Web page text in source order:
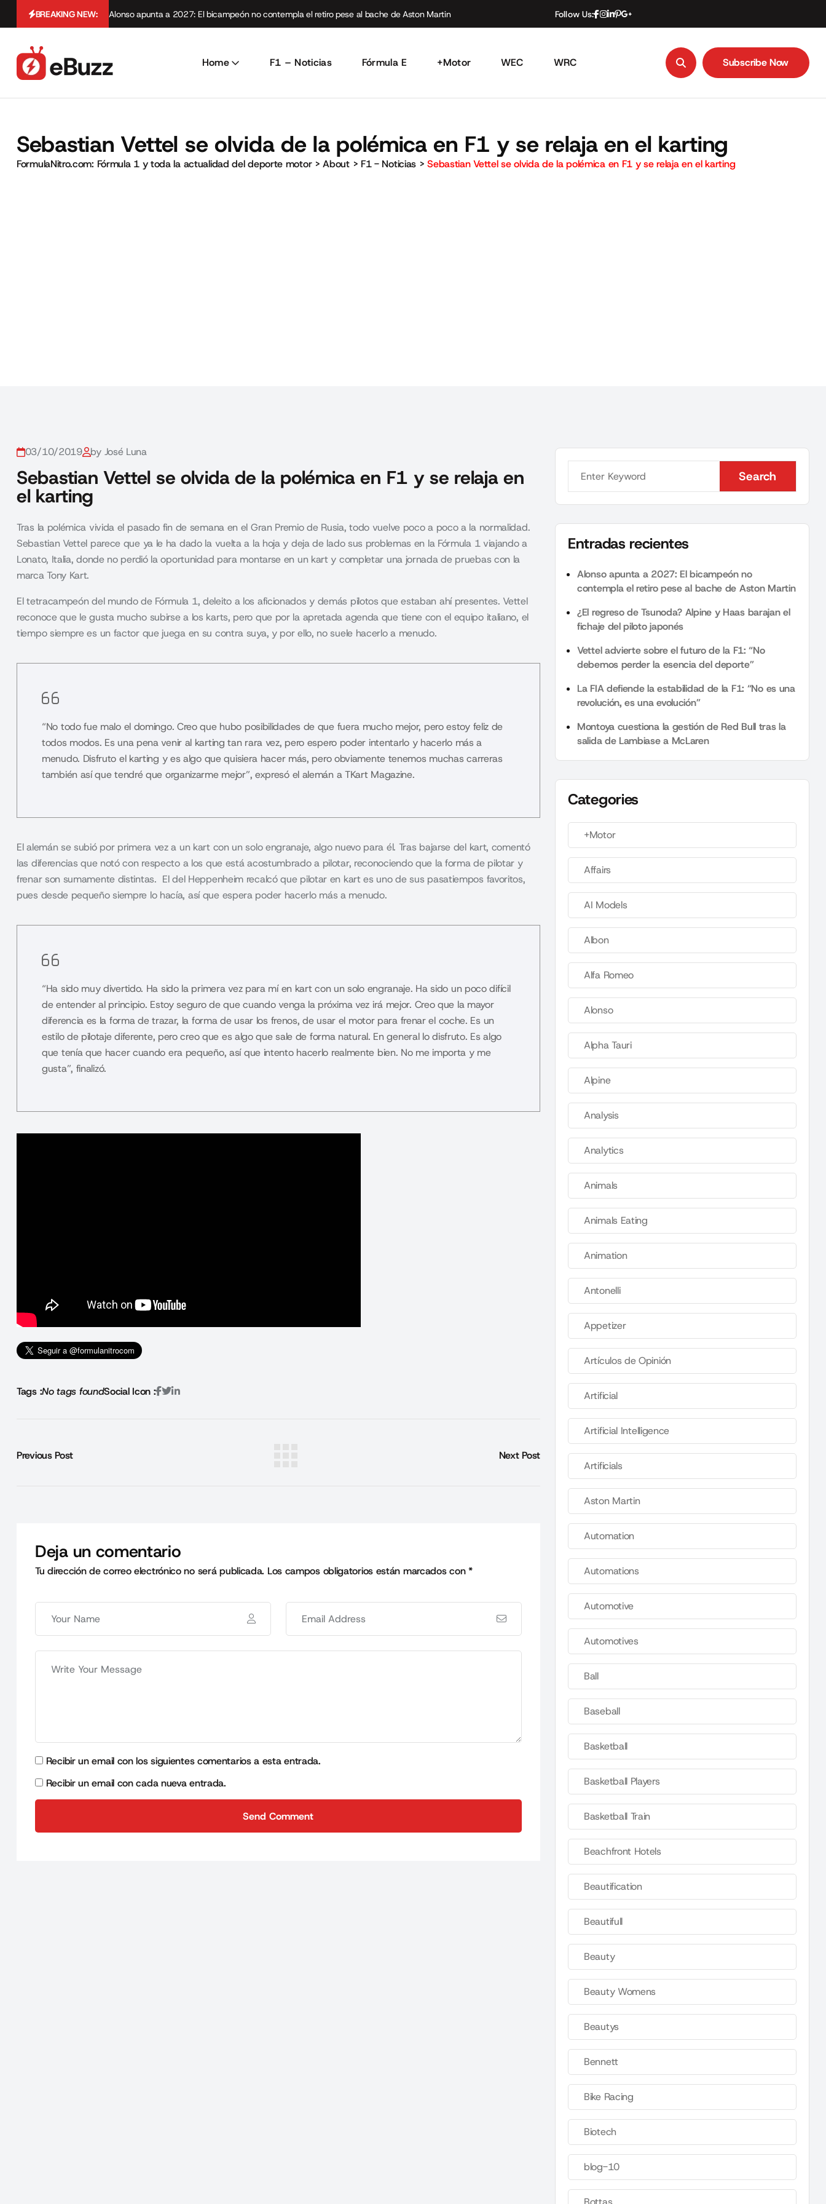
BREAKING NEW: Alonso apunta a 2027: El bicampeón no contempla el retiro pese al bache de Aston Martin Follow Us:
Home F1 – Noticias Fórmula E +Motor WEC WRC Subscribe Now
Sebastian Vettel se olvida de la polémica en F1 y se relaja en el karting
FormulaNitro.com: Fórmula 1 y toda la actualidad del deporte motor>About> F1 - Noticias >Sebastian Vettel se olvida de la polémica en F1 y se relaja en el karting
03/10/2019 by José Luna
Sebastian Vettel se olvida de la polémica en F1 y se relaja en
el karting
Tras la polémica vivida el pasado fin de semana en el Gran Premio de Rusia, todo vuelve poco a poco a la normalidad.
Sebastian Vettel parece que ya le ha dado la vuelta a la hoja y deja de lado sus problemas en la Fórmula 1 viajando a
Lonato, Italia, donde no perdió la oportunidad para montarse en un kart y completar una jornada de pruebas con la
marca Tony Kart.
El tetracampeón del mundo de Fórmula 1, deleito a los aficionados y demás pilotos que estaban ahí presentes. Vettel
reconoce que le gusta mucho subirse a los karts, pero que por la apretada agenda que tiene con el equipo italiano, el
tiempo siempre es un factor que juega en su contra suya, y por ello, no suele hacerlo a menudo.
“No todo fue malo el domingo. Creo que hubo posibilidades de que fuera mucho mejor, pero estoy feliz de
todos modos. Es una pena venir al karting tan rara vez, pero espero poder intentarlo y hacerlo más a
menudo. Disfruto el karting y es algo que quisiera hacer más, pero obviamente tenemos muchas carreras
también así que tendré que organizarme mejor”, expresó el alemán a TKart Magazine.
El alemán se subió por primera vez a un kart con un solo engranaje, algo nuevo para él. Tras bajarse del kart, comentó
las diferencias que notó con respecto a los que está acostumbrado a pilotar, reconociendo que la forma de pilotar y
frenar son sumamente distintas. El del Heppenheim recalcó que pilotar en kart es uno de sus pasatiempos favoritos,
pues desde pequeño siempre lo hacía, así que espera poder hacerlo más a menudo.
“Ha sido muy divertido. Ha sido la primera vez para mí en kart con un solo engranaje. Ha sido un poco difícil
de entender al principio. Estoy seguro de que cuando venga la próxima vez irá mejor. Creo que la mayor
diferencia es la forma de trazar, la forma de usar los frenos, de usar el motor para frenar el coche. Es un
estilo de pilotaje diferente, pero creo que es algo que sale de forma natural. En general lo disfruto. Es algo
que tenía que hacer cuando era pequeño, así que intento hacerlo realmente bien. No me importa y me
gusta”, finalizó.
Tags :No tags foundSocial Icon :
Previous Post Next Post
Deja un comentario
Tu dirección de correo electrónico no será publicada. Los campos obligatorios están marcados con*
Recibir un email con los siguientes comentarios a esta entrada.
Recibir un email con cada nueva entrada.
Send Comment
Search
Search
Entradas recientes
Alonso apunta a 2027: El bicampeón no
contempla el retiro pese al bache de Aston Martin
¿El regreso de Tsunoda? Alpine y Haas barajan el
fichaje del piloto japonés
Vettel advierte sobre el futuro de la F1: “No
debemos perder la esencia del deporte”
La FIA defiende la estabilidad de la F1: “No es una
revolución, es una evolución”
Montoya cuestiona la gestión de Red Bull tras la
salida de Lambiase a McLaren
Categories
+Motor
Affairs
AI Models
Albon
Alfa Romeo
Alonso
Alpha Tauri
Alpine
Analysis
Analytics
Animals
Animals Eating
Animation
Antonelli
Appetizer
Artículos de Opinión
Artificial
Artificial Intelligence
Artificials
Aston Martin
Automation
Automations
Automotive
Automotives
Ball
Baseball
Basketball
Basketball Players
Basketball Train
Beachfront Hotels
Beautification
Beautifull
Beauty
Beauty Womens
Beautys
Bennett
Bike Racing
Biotech
blog-10